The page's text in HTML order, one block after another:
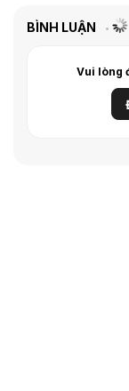
BÌNH LUẬN
Vui lòng